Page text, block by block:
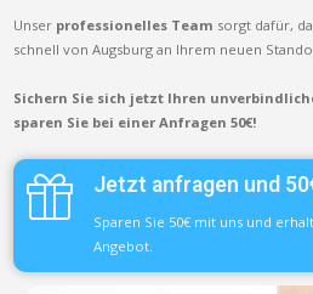
Unser professionelles Team sorgt dafür,
schnell von Augsburg an Ihrem neuen
Sichern Sie sich jetzt Ihren
sparen Sie bei einer Anfragen 50€!
Jetzt anfragen und
Sparen Sie 50€ mit uns und
Angebot.